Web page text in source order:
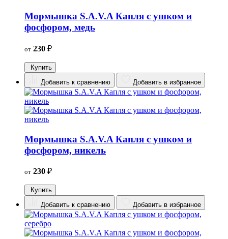
Мормышка S.A.V.A Капля с ушком и
фосфором, медь
от 230 ₽
Купить
Добавить к сравнению
Добавить в избранное
Мормышка S.A.V.A Капля с ушком и
фосфором, никель
от 230 ₽
Купить
Добавить к сравнению
Добавить в избранное